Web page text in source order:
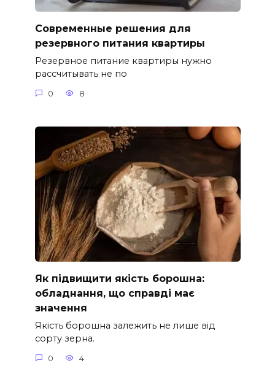
Современные решения для
резервного питания квартиры
Резервное питание квартиры нужно
рассчитывать не по
0 8
Як підвищити якість борошна:
обладнання, що справді має
значення
Якість борошна залежить не лише від
сорту зерна.
0 4